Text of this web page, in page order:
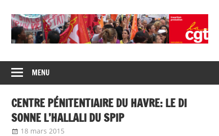
content
CGT
insertion
probation
de
syndicats
CGT
insertion
probation
MENU
CENTRE PÉNITENTIAIRE DU HAVRE: LE DI
SONNE L’HALLALI DU SPIP
18 mars 2015